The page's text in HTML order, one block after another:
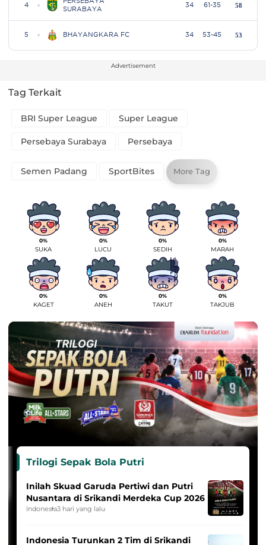
Advertisement
Tag Terkait
BRI Super League Super League
Persebaya Surabaya Persebaya
Semen Padang SportBites More Tag
0%
SUKA
0%
LUCU
0%
SEDIH
0%
MARAH
0%
KAGET
0%
ANEH
0%
TAKUT
0%
TAKJUB
Trilogi Sepak Bola Putri
Inilah Skuad Garuda Pertiwi dan Putri
Nusantara di Srikandi Merdeka Cup 2026
Indonesia3 hari yang lalu
Indonesia Turunkan 2 Tim di Srikandi